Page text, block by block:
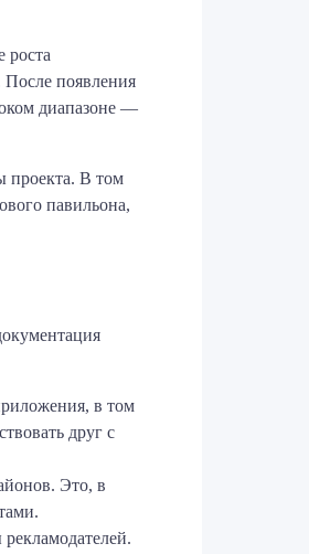
роста
После появления
диапазоне —
проекта. В том
павильона,
в том
друг с
Это, в